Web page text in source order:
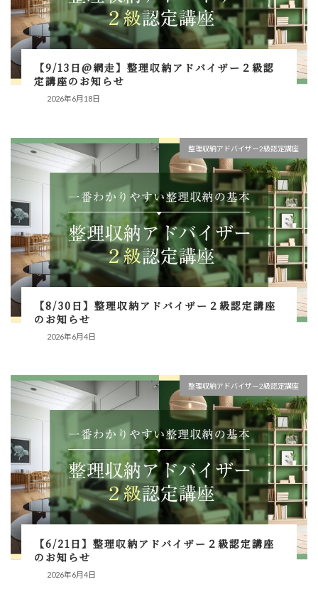
【9/13日@網走】整理収納アドバイザー２級認
定講座のお知らせ
2026年6月18日
整理収納アドバイザー2級認定講座
【8/30日】整理収納アドバイザー２級認定講座
のお知らせ
2026年6月4日
整理収納アドバイザー2級認定講座
【6/21日】整理収納アドバイザー２級認定講座
のお知らせ
2026年6月4日